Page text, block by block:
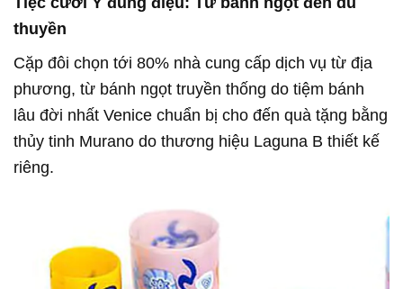
thuyền
Cặp đôi chọn tới 80% nhà cung cấp dịch vụ từ địa
phương, từ bánh ngọt truyền thống do tiệm bánh
lâu đời nhất Venice chuẩn bị cho đến quà tặng bằng
thủy tinh Murano do thương hiệu Laguna B thiết kế
riêng.